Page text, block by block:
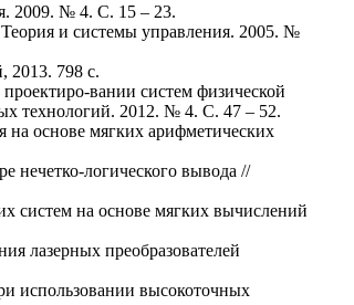
2009. № 4. С. 15 – 23.
и системы управления. 2005. №
2013. 798 с.
вании систем физической
технологий. 2012. № 4. С. 47 – 52.
основе мягких арифметических
нечетко-логического вывода //
систем на основе мягких вычислений
лазерных преобразователей
использовании высокоточных